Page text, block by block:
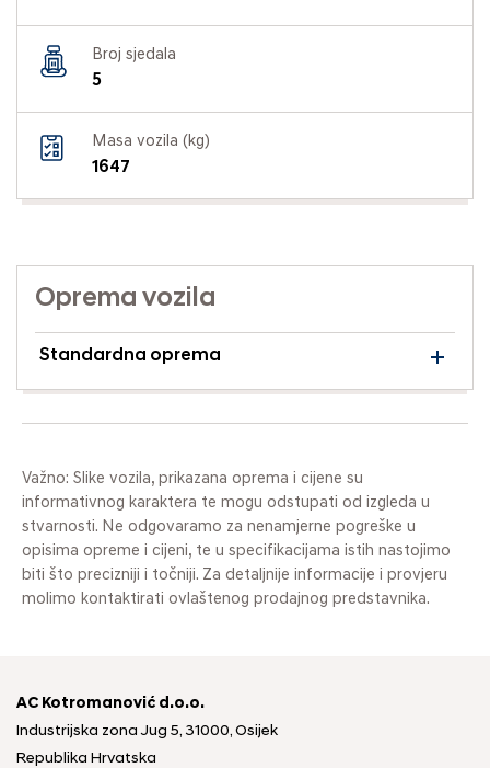
Broj sjedala
5
Masa vozila (kg)
1647
Oprema vozila
Standardna oprema
Važno: Slike vozila, prikazana oprema i cijene su
informativnog karaktera te mogu odstupati od izgleda u
stvarnosti. Ne odgovaramo za nenamjerne pogreške u
opisima opreme i cijeni, te u specifikacijama istih nastojimo
biti što precizniji i točniji. Za detaljnije informacije i provjeru
molimo kontaktirati ovlaštenog prodajnog predstavnika.
AC Kotromanović d.o.o.
Industrijska zona Jug 5, 31000, Osijek
Republika Hrvatska